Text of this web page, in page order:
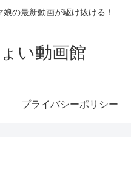
の最新動画が駆け抜ける！
い動画館
プライバシーポリシー